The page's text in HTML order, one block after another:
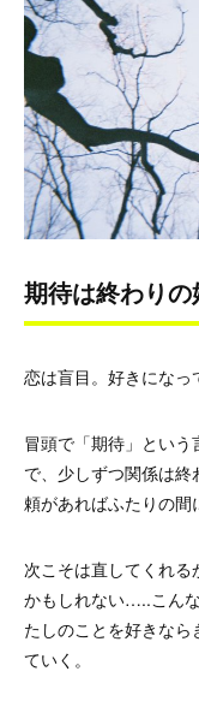
期待は終わり
恋は盲目。好きになっ
冒頭で「期待」とい
で、少しずつ関係は
頼があればふたりの間
次こそは直してくれ
かもしれない…..こん
たしのことを好きな
ていく。